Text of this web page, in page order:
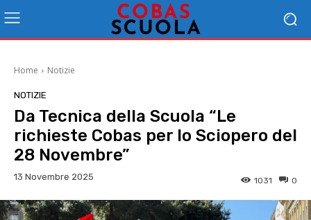
Home Notizie
NOTIZIE
Da Tecnica della Scuola “Le
richieste Cobas per lo Sciopero del
28 Novembre”
13 Novembre 2025 0
1031